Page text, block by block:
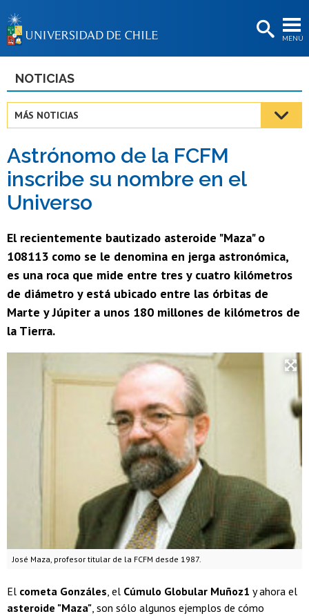
MENÚ
BIBLIOTECAS
Estudiantes
Académicas/os
Funcionarias/os
NOTICIAS
MÁS NOTICIAS
Astrónomo de la FCFM
inscribe su nombre en el
Universo
El recientemente bautizado asteroide "Maza" o
108113 como se le denomina en jerga astronómica,
es una roca que mide entre tres y cuatro kilómetros
de diámetro y está ubicado entre las órbitas de
Marte y Júpiter a unos 180 millones de kilómetros de
la Tierra.
José Maza, profesor titular de la FCFM desde 1987.
El cometa Gonzáles , el Cúmulo Globular Muñoz1 y ahora el
asteroide "Maza" , son sólo algunos ejemplos de cómo